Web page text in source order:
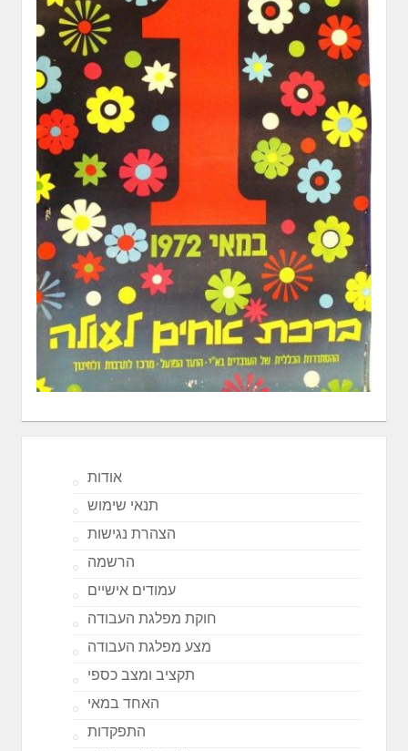
אודות
תנאי שימוש
הצהרת נגישות
הרשמה
עמודים אישיים
חוקת מפלגת העבודה
מצע מפלגת העבודה
תקציב ומצב כספי
האחד במאי
התפקדות